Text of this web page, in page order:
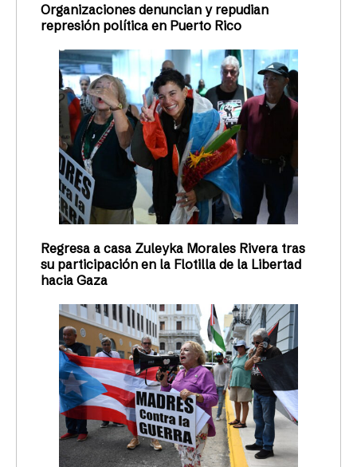
Organizaciones denuncian y repudian
represión política en Puerto Rico
Regresa a casa Zuleyka Morales Rivera tras
su participación en la Flotilla de la Libertad
hacia Gaza